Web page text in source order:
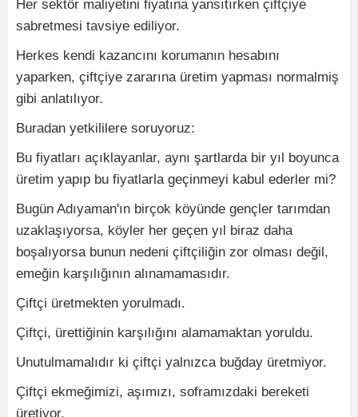
Her sektör maliyetini fiyatına yansıtırken çiftçiye
sabretmesi tavsiye ediliyor.
Herkes kendi kazancını korumanın hesabını
yaparken, çiftçiye zararına üretim yapması normalmiş
gibi anlatılıyor.
Buradan yetkililere soruyoruz:
Bu fiyatları açıklayanlar, aynı şartlarda bir yıl boyunca
üretim yapıp bu fiyatlarla geçinmeyi kabul ederler mi?
Bugün Adıyaman'ın birçok köyünde gençler tarımdan
uzaklaşıyorsa, köyler her geçen yıl biraz daha
boşalıyorsa bunun nedeni çiftçiliğin zor olması değil,
emeğin karşılığının alınamamasıdır.
Çiftçi üretmekten yorulmadı.
Çiftçi, ürettiğinin karşılığını alamamaktan yoruldu.
Unutulmamalıdır ki çiftçi yalnızca buğday üretmiyor.
Çiftçi ekmeğimizi, aşımızı, soframızdaki bereketi
üretiyor.